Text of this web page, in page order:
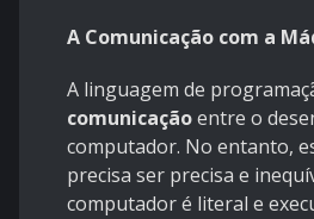
A Comunicação com a
A linguagem de
comunicaçãoentre o
computador. No entanto,
precisa ser precisa e
computador é literal e